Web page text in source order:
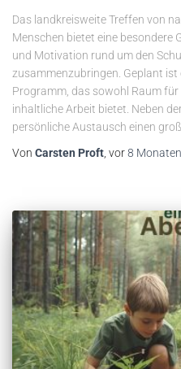
Das landkreisweite Treffen von
Menschen bietet eine besondere
und Motivation rund um den
zusammenzubringen. Geplant
Programm, das sowohl Raum
inhaltliche Arbeit bietet. Neben
persönliche Austausch einen
Von Carsten Proft , vor8 Monaten